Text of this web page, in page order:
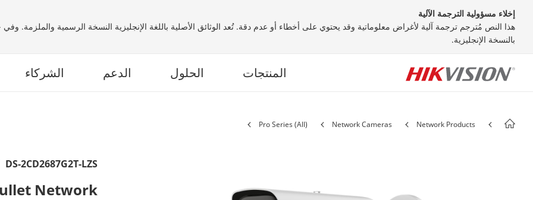
إخلاء مسؤولية الترجمة الآلية
هذا النص مُترجم ترجمة آلية لأغراض معلوماتية وقد يحتوي على أخطاء أو عدم دقة. تُعد الوثائق الأصلية باللغة الإنجليزية النسخة الرسمية والملزمة.
بالنسخة الإنجليزية.
المنتجات الحلول الدعم الشركاء
Network Products
Network Cameras
Pro Series (All)
DS-2CD2687G2T-LZS
Network